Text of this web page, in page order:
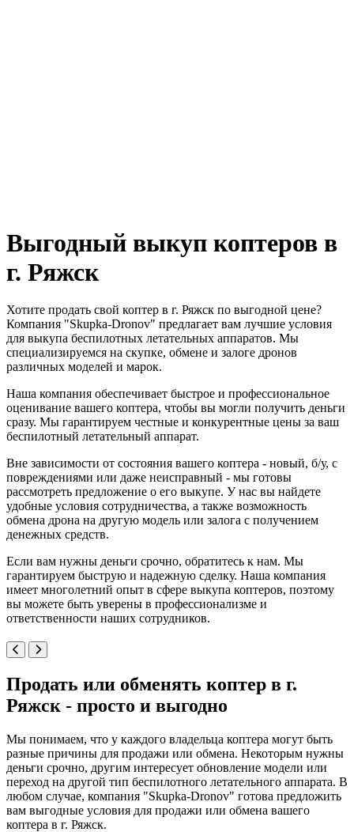
Выгодный выкуп коптеров в
г. Ряжск
Хотите продать свой коптер в г. Ряжск по выгодной цене?
Компания "Skupka-Dronov" предлагает вам лучшие условия
для выкупа беспилотных летательных аппаратов. Мы
специализируемся на скупке, обмене и залоге дронов
различных моделей и марок.
Наша компания обеспечивает быстрое и профессиональное
оценивание вашего коптера, чтобы вы могли получить деньги
сразу. Мы гарантируем честные и конкурентные цены за ваш
беспилотный летательный аппарат.
Вне зависимости от состояния вашего коптера - новый, б/у, с
повреждениями или даже неисправный - мы готовы
рассмотреть предложение о его выкупе. У нас вы найдете
удобные условия сотрудничества, а также возможность
обмена дрона на другую модель или залога с получением
денежных средств.
Если вам нужны деньги срочно, обратитесь к нам. Мы
гарантируем быструю и надежную сделку. Наша компания
имеет многолетний опыт в сфере выкупа коптеров, поэтому
вы можете быть уверены в профессионализме и
ответственности наших сотрудников.
Продать или обменять коптер в г.
Ряжск - просто и выгодно
Мы понимаем, что у каждого владельца коптера могут быть
разные причины для продажи или обмена. Некоторым нужны
деньги срочно, другим интересует обновление модели или
переход на другой тип беспилотного летательного аппарата. В
любом случае, компания "Skupka-Dronov" готова предложить
вам выгодные условия для продажи или обмена вашего
коптера в г. Ряжск.